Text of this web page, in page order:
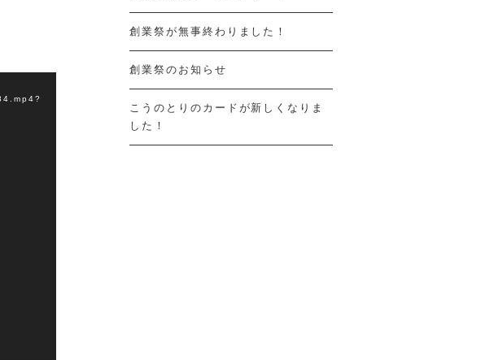
創業祭が無事終わりました！
創業祭のお知らせ
こうのとりのカードが新しくなりま
した！